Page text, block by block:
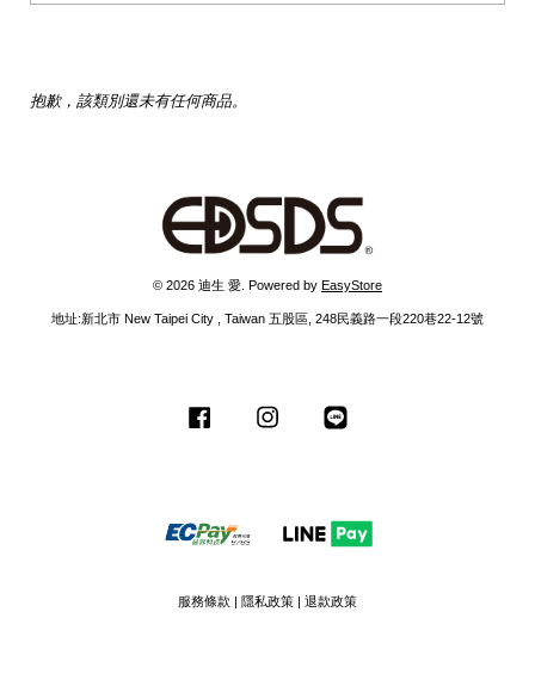
抱歉，該類別還未有任何商品。
© 2026 迪生 愛. Powered by EasyStore
地址:新北市 New Taipei City , Taiwan 五股區, 248民義路一段220巷22-12號
Facebook Instagram
服務條款 隱私政策 退款政策